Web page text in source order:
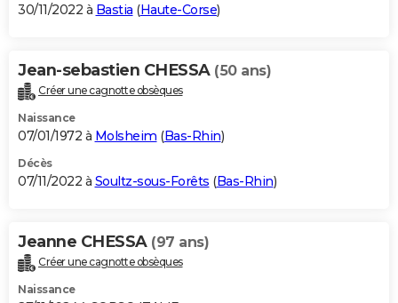
30/11/2022 à Bastia (Haute-Corse)
Jean-sebastien CHESSA (50 ans)
Créer une cagnotte obsèques
Naissance
07/01/1972 à Molsheim (Bas-Rhin)
Décès
07/11/2022 à Soultz-sous-Forêts (Bas-Rhin)
Jeanne CHESSA (97 ans)
Créer une cagnotte obsèques
Naissance